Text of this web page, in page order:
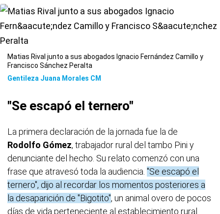
Matias Rival junto a sus abogados Ignacio Fernández Camillo y
Francisco Sánchez Peralta
Gentileza Juana Morales CM
"Se escapó el ternero"
La primera declaración de la jornada fue la de
Rodolfo Gómez, trabajador rural del tambo Pini y
denunciante del hecho. Su relato comenzó con una
frase que atravesó toda la audiencia. "Se escapó el
ternero", dijo al recordar los momentos posteriores a
la desaparición de "Bigotito", un animal overo de pocos
días de vida perteneciente al establecimiento rural